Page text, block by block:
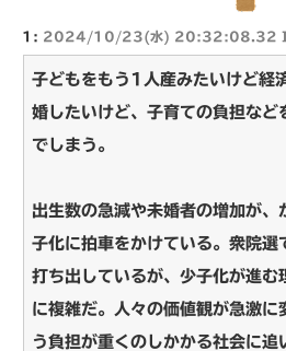
1: 2024/10/23(水) 20:32:08.32
子どもをもう1人産みたいけど経
婚したいけど、子育ての負担など
でしまう。
出生数の急減や未婚者の増加が、
子化に拍車をかけている。衆院選
打ち出しているが、少子化が進む
に複雑だ。人々の価値観が急激に
う負担が重くのしかかる社会に追